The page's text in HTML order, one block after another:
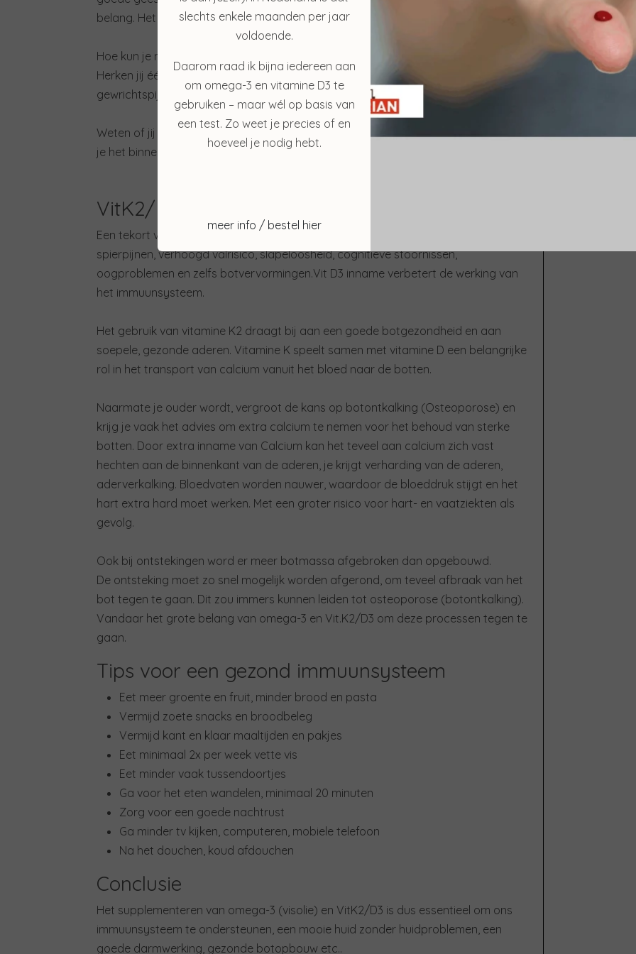
belang. Het helpt zich beter te concentreren en is goed voor hun geheugen.
Hoe kun je merken of je een Omega 3 tekort hebt?
Herken jij één van de volgende symptomen: Droge huid, Slechte concentratie,
gewrichtspijn, Somberheid, Gewichtstoename, Zichtverlies.
Weten of jij een Omega 3 tekort hebt? Met een simpele vingerprik bloedtest weet
je het binnen een paar weken!
VitK2/D3
Een tekort van Vit D3 kan leiden tot zwakke botten, gebrek aan energie,
spierpijnen, verhoogd valrisico, slapeloosheid, cognitieve stoornissen,
oogproblemen en zelfs botvervormingen.Vit D3 inname verbetert de werking van
het immuunsysteem.
Het gebruik van vitamine K2 draagt bij aan een goede botgezondheid en aan
soepele, gezonde aderen. Vitamine K speelt samen met vitamine D een belangrijke
rol in het transport van calcium vanuit het bloed naar de botten.
Naarmate je ouder wordt, vergroot de kans op botontkalking (Osteoporose) en
krijg je vaak het advies om extra calcium te nemen voor het behoud van sterke
botten. Door extra inname van Calcium kan het teveel aan calcium zich vast
hechten aan de binnenkant van de aderen, je krijgt verharding van de aderen,
aderverkalking. Bloedvaten worden nauwer, waardoor de bloeddruk stijgt en het
hart extra hard moet werken. Met een groter risico voor hart- en vaatziekten als
gevolg.
Ook bij ontstekingen word er meer botmassa afgebroken dan opgebouwd.
De ontsteking moet zo snel mogelijk worden afgerond, om teveel afbraak van het
bot tegen te gaan. Dit zou immers kunnen leiden tot osteoporose (botontkalking).
Vandaar het grote belang van omega-3 en Vit.K2/D3 om deze processen tegen te
gaan.
Tips voor een gezond immuunsysteem
Eet meer groente en fruit, minder brood en pasta
Vermijd zoete snacks en broodbeleg
Vermijd kant en klaar maaltijden en pakjes
Eet minimaal 2x per week vette vis
Eet minder vaak tussendoortjes
Ga voor het eten wandelen, minimaal 20 minuten
Zorg voor een goede nachtrust
Ga minder tv kijken, computeren, mobiele telefoon
Na het douchen, koud afdouchen
Conclusie
Het supplementeren van omega-3 (visolie) en VitK2/D3 is dus essentieel om ons
immuunsysteem te ondersteunen, een mooie huid zonder huidproblemen, een
goede darmwerking, gezonde botopbouw etc..
slechts enkele maanden per jaar
voldoende.
Daarom raad ik bijna iedereen aan
om omega-3 en vitamine D3 te
gebruiken – maar wél op basis van
een test. Zo weet je precies of en
hoeveel je nodig hebt.
meer info / bestel hier